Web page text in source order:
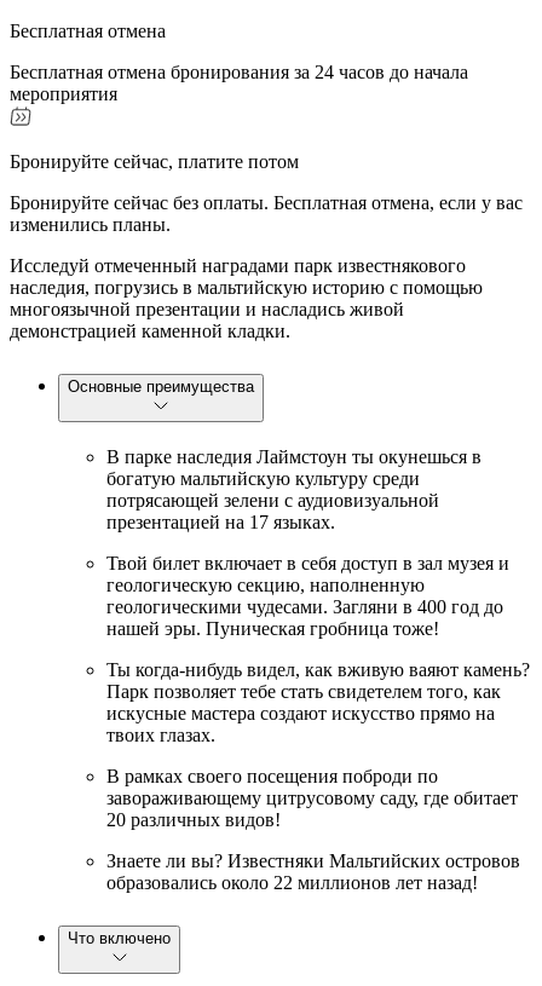
Бесплатная отмена
Бесплатная отмена бронирования за 24 часов до начала
мероприятия
Бронируйте сейчас, платите потом
Бронируйте сейчас без оплаты. Бесплатная отмена, если у вас
изменились планы.
Исследуй отмеченный наградами парк известнякового
наследия, погрузись в мальтийскую историю с помощью
многоязычной презентации и насладись живой
демонстрацией каменной кладки.
Основные преимущества
В парке наследия Лаймстоун ты окунешься в
богатую мальтийскую культуру среди
потрясающей зелени с аудиовизуальной
презентацией на 17 языках.
Твой билет включает в себя доступ в зал музея и
геологическую секцию, наполненную
геологическими чудесами. Загляни в 400 год до
нашей эры. Пуническая гробница тоже!
Ты когда-нибудь видел, как вживую ваяют камень?
Парк позволяет тебе стать свидетелем того, как
искусные мастера создают искусство прямо на
твоих глазах.
В рамках своего посещения поброди по
завораживающему цитрусовому саду, где обитает
20 различных видов!
Знаете ли вы? Известняки Мальтийских островов
образовались около 22 миллионов лет назад!
Что включено